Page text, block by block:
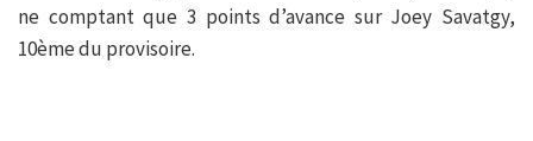
ne comptant que 3 points d’avance sur Joey Savatgy,
10ème du provisoire.